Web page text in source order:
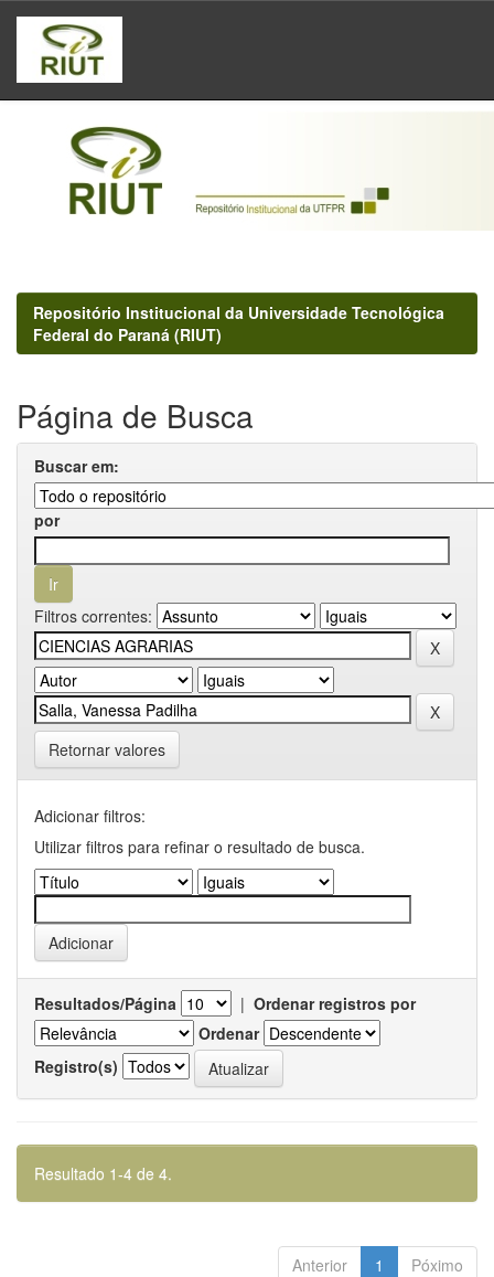
Skip
navigation
Repositório Institucional da Universidade Tecnológica
Federal do Paraná (RIUT)
Página de Busca
Buscar em:
por
Filtros correntes:
Retornar valores
Adicionar filtros:
Utilizar filtros para refinar o resultado de busca.
Resultados/Página | Ordenar registros por
Ordenar
Registro(s)
Resultado 1-4 de 4.
Anterior 1 Póximo